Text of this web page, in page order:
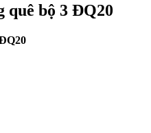
quê bộ 3 ĐQ20